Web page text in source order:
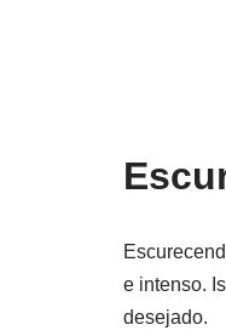
e intenso.
desejado.